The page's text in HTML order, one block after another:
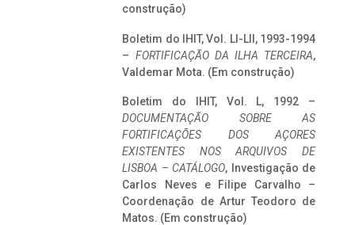
construção)
Boletim do IHIT, Vol. LI-LII, 1993-1994
– FORTIFICAÇÃO DA ILHA TERCEIRA,
Valdemar Mota. (Em construção)
Boletim do IHIT, Vol. L, 1992 –
DOCUMENTAÇÃO SOBRE AS
FORTIFICAÇÕES DOS AÇORES
EXISTENTES NOS ARQUIVOS DE
LISBOA – CATÁLOGO, Investigação de
Carlos Neves e Filipe Carvalho –
Coordenação de Artur Teodoro de
Matos. (Em construção)